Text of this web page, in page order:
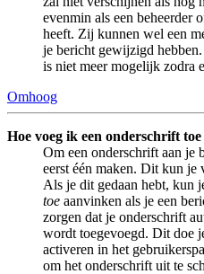
evenmin als een beheerder
heeft. Zij kunnen wel een
je bericht gewijzigd
is niet meer mogelijk zodra
Omhoog
Hoe voeg ik een onderschrift
Om een onderschrift aan je
eerst één maken. Dit kun je
Als je dit gedaan hebt, kun
toe aanvinken als je een
zorgen dat je onderschrift
wordt toegevoegd. Dit doe
activeren in het
om het onderschrift uit te